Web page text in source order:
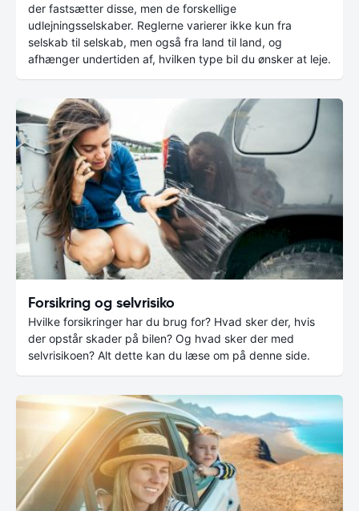
der fastsætter disse, men de forskellige
udlejningsselskaber. Reglerne varierer ikke kun fra
selskab til selskab, men også fra land til land, og
afhænger undertiden af, hvilken type bil du ønsker at leje.
Forsikring og selvrisiko
Hvilke forsikringer har du brug for? Hvad sker der, hvis
der opstår skader på bilen? Og hvad sker der med
selvrisikoen? Alt dette kan du læse om på denne side.